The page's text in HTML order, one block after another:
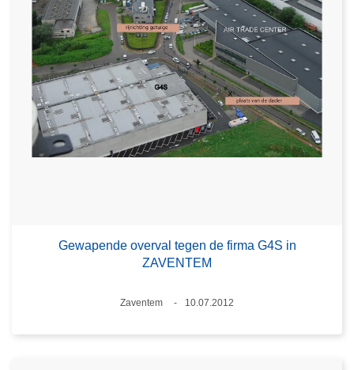
Gewapende overval tegen de firma G4S in
ZAVENTEM
Plaats
Zaventem
10.07.2012